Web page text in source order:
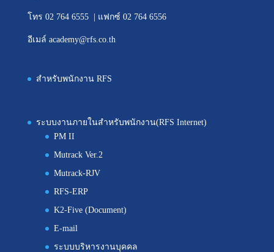
โทร 02 764 6555 | แฟกซ์ 02 764 6556
อีเมล์ academy@rfs.co.th
สำหรับพนักงาน RFS
ระบบงานภายในสำหรับพนักงาน(RFS Internet)
PM II
Mutrack Ver.2
Mutrack-RJV
RFS-ERP
K2-Five (Document)
E-mail
ระบบบริหารงานบุคคล